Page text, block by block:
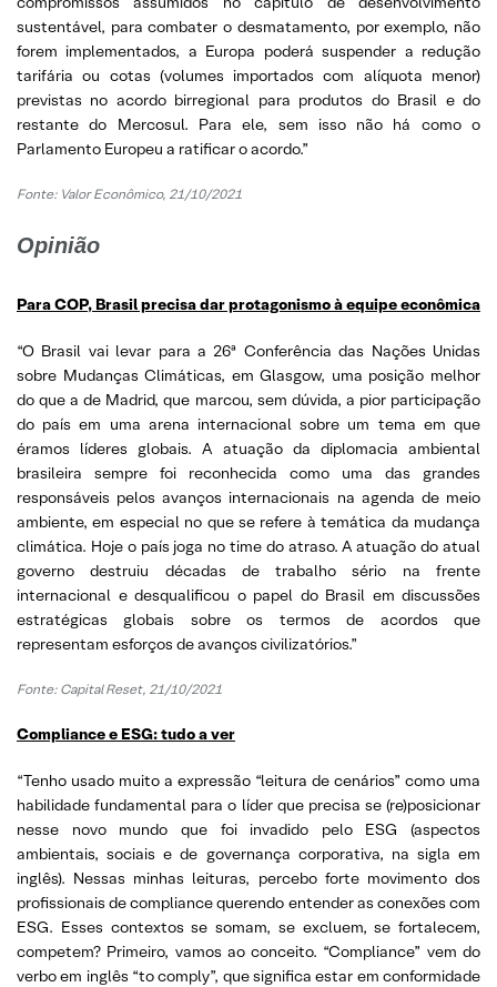
sustentável, para combater o desmatamento, por exemplo, não
forem implementados, a Europa poderá suspender a redução
tarifária ou cotas (volumes importados com alíquota menor)
previstas no acordo birregional para produtos do Brasil e do
restante do Mercosul. Para ele, sem isso não há como o
Parlamento Europeu a ratificar o acordo.”
Fonte: Valor Econômico, 21/10/2021
Opinião
Para COP, Brasil precisa dar protagonismo à equipe econômica
“O Brasil vai levar para a 26ª Conferência das Nações Unidas
sobre Mudanças Climáticas, em Glasgow, uma posição melhor
do que a de Madrid, que marcou, sem dúvida, a pior participação
do país em uma arena internacional sobre um tema em que
éramos líderes globais. A atuação da diplomacia ambiental
brasileira sempre foi reconhecida como uma das grandes
responsáveis pelos avanços internacionais na agenda de meio
ambiente, em especial no que se refere à temática da mudança
climática. Hoje o país joga no time do atraso. A atuação do atual
governo destruiu décadas de trabalho sério na frente
internacional e desqualificou o papel do Brasil em discussões
estratégicas globais sobre os termos de acordos que
representam esforços de avanços civilizatórios.”
Fonte: Capital Reset, 21/10/2021
Compliance e ESG: tudo a ver
“Tenho usado muito a expressão “leitura de cenários” como uma
habilidade fundamental para o líder que precisa se (re)posicionar
nesse novo mundo que foi invadido pelo ESG (aspectos
ambientais, sociais e de governança corporativa, na sigla em
inglês). Nessas minhas leituras, percebo forte movimento dos
profissionais de compliance querendo entender as conexões com
ESG. Esses contextos se somam, se excluem, se fortalecem,
competem? Primeiro, vamos ao conceito. “Compliance” vem do
verbo em inglês “to comply”, que significa estar em conformidade